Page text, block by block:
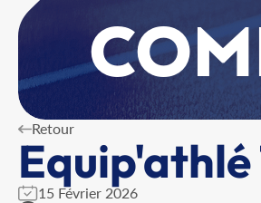
Retour
15 Février 2026